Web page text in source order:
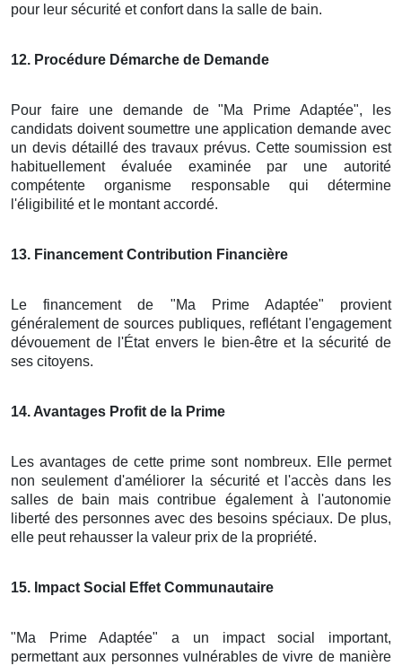
pour leur sécurité et confort dans la salle de bain.
12. Procédure Démarche de Demande
Pour faire une demande de "Ma Prime Adaptée", les
candidats doivent soumettre une application demande avec
un devis détaillé des travaux prévus. Cette soumission est
habituellement évaluée examinée par une autorité
compétente organisme responsable qui détermine
l'éligibilité et le montant accordé.
13. Financement Contribution Financière
Le financement de "Ma Prime Adaptée" provient
généralement de sources publiques, reflétant l'engagement
dévouement de l'État envers le bien-être et la sécurité de
ses citoyens.
14. Avantages Profit de la Prime
Les avantages de cette prime sont nombreux. Elle permet
non seulement d'améliorer la sécurité et l'accès dans les
salles de bain mais contribue également à l'autonomie
liberté des personnes avec des besoins spéciaux. De plus,
elle peut rehausser la valeur prix de la propriété.
15. Impact Social Effet Communautaire
"Ma Prime Adaptée" a un impact social important,
permettant aux personnes vulnérables de vivre de manière